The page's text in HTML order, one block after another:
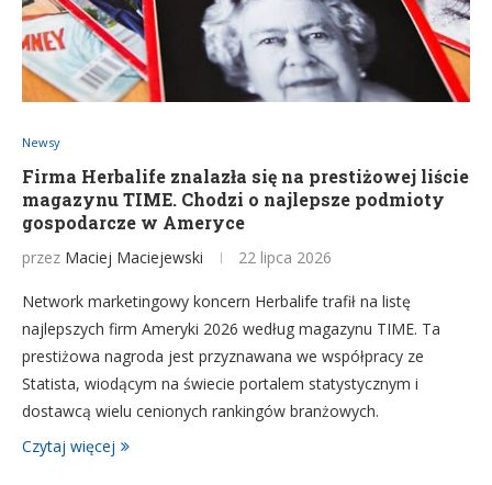
Newsy
Firma Herbalife znalazła się na prestiżowej liście
magazynu TIME. Chodzi o najlepsze podmioty
gospodarcze w Ameryce
przez Maciej Maciejewski 22 lipca 2026
Network marketingowy koncern Herbalife trafił na listę
najlepszych firm Ameryki 2026 według magazynu TIME. Ta
prestiżowa nagroda jest przyznawana we współpracy ze
Statista, wiodącym na świecie portalem statystycznym i
dostawcą wielu cenionych rankingów branżowych.
Czytaj więcej